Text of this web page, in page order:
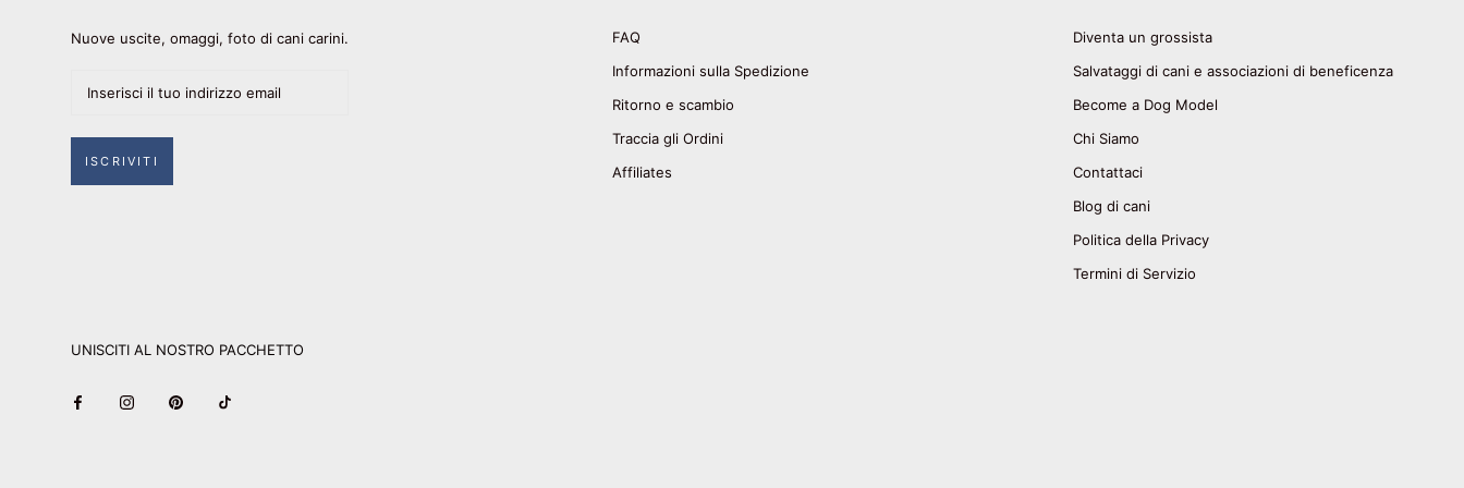
Nuove uscite, omaggi, foto di cani carini.
ISCRIVITI
FAQ
Informazioni sulla Spedizione
Ritorno e scambio
Traccia gli Ordini
Affiliates
Diventa un grossista
Salvataggi di cani e associazioni di beneficenza
Become a Dog Model
Chi Siamo
Contattaci
Blog di cani
Politica della Privacy
Termini di Servizio
UNISCITI AL NOSTRO PACCHETTO